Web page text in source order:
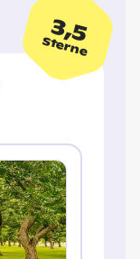
3,5
Sterne